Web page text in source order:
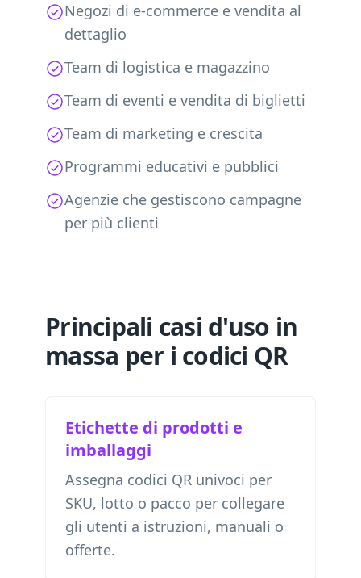
Negozi di e-commerce e vendita al
dettaglio
Team di logistica e magazzino
Team di eventi e vendita di biglietti
Team di marketing e crescita
Programmi educativi e pubblici
Agenzie che gestiscono campagne
per più clienti
Principali casi d'uso in
massa per i codici QR
Etichette di prodotti e
imballaggi
Assegna codici QR univoci per
SKU, lotto o pacco per collegare
gli utenti a istruzioni, manuali o
offerte.